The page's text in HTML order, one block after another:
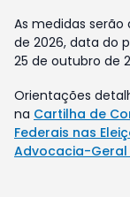
As medidas
de 2026, data do
25 de outubro de
Orientações
na Cartilha de
Federais nas
Advocacia-Geral